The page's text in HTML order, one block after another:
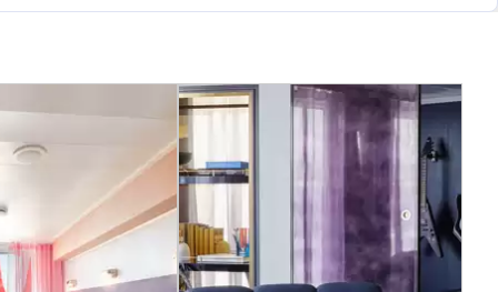
el Caribe hasta el